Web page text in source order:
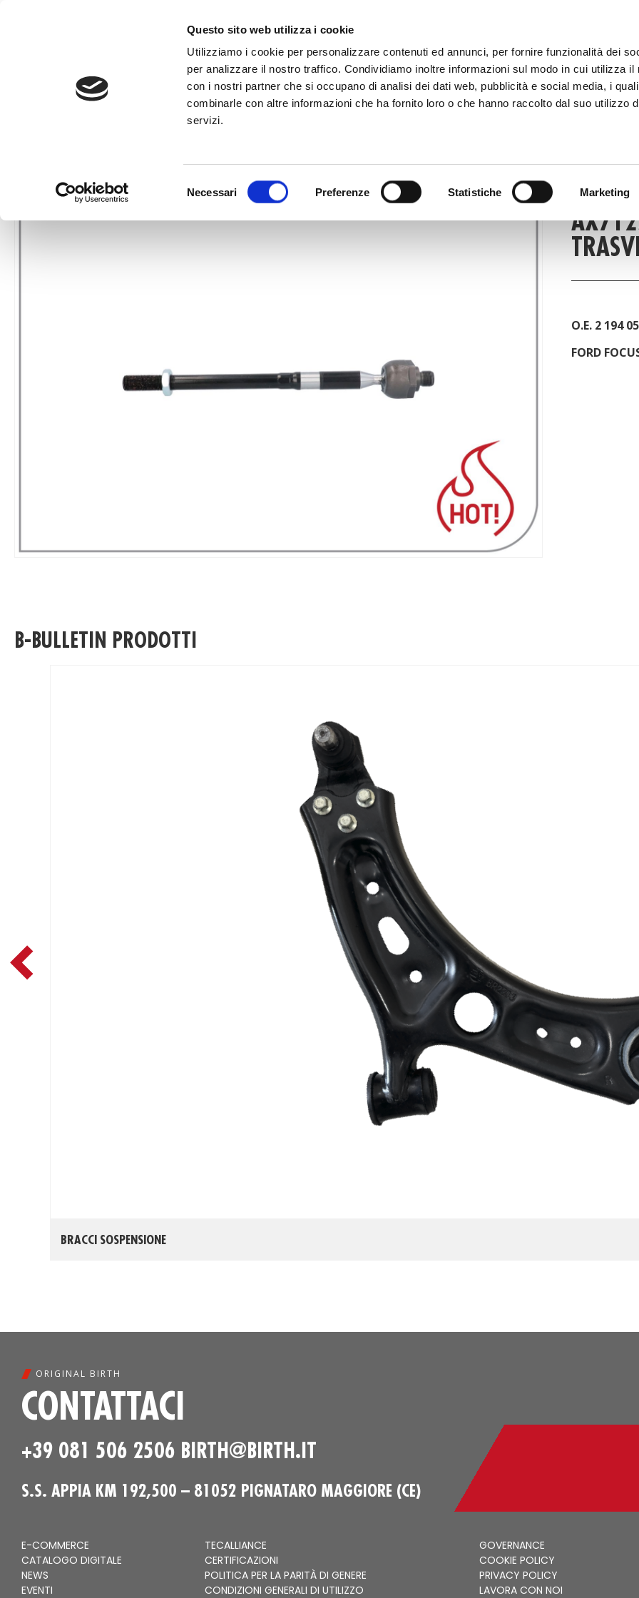
Questo sito web utilizza i cookie
Utilizziamo i cookie per personalizzare contenuti ed annunci, per fornire funzionalità dei
per analizzare il nostro traffico. Condividiamo inoltre informazioni sul modo in cui utilizza il
con i nostri partner che si occupano di analisi dei dati web, pubblicità e social media, i
combinarle con altre informazioni che ha fornito loro o che hanno raccolto dal suo utilizzo
servizi.
del
Necessari Preferenze Statistiche Marketing
CATALOGO DIGITALE
O.E. 2 194
FORD
B-BULLETIN PRODOTTI
BRACCI SOSPENSIONE
ORIGINAL BIRTH
CONTATTACI
+39 081 506 2506 BIRTH@BIRTH.IT
S.S. APPIA KM 192,500 – 81052 PIGNATARO MAGGIORE (CE)
E-COMMERCE
CATALOGO DIGITALE
NEWS
EVENTI
TECALLIANCE
CERTIFICAZIONI
POLITICA PER LA PARITÀ DI GENERE
CONDIZIONI GENERALI DI UTILIZZO
GOVERNANCE
COOKIE POLICY
PRIVACY POLICY
LAVORA CON NOI